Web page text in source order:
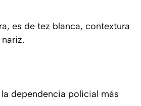
es de tez blanca, contextura
dependencia policial más